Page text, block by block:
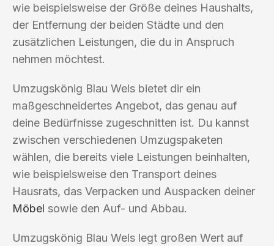
wie beispielsweise der Größe deines Haushalts,
der Entfernung der beiden Städte und den
zusätzlichen Leistungen, die du in Anspruch
nehmen möchtest.
Umzugskönig Blau Wels bietet dir ein
maßgeschneidertes Angebot, das genau auf
deine Bedürfnisse zugeschnitten ist. Du kannst
zwischen verschiedenen Umzugspaketen
wählen, die bereits viele Leistungen beinhalten,
wie beispielsweise den Transport deines
Hausrats, das Verpacken und Auspacken deiner
Möbel sowie den Auf- und Abbau.
Umzugskönig Blau Wels legt großen Wert auf